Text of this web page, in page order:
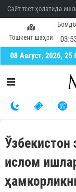
Сайт тест ҳолатида
Тошкент шаҳри
08 Август, 2026, 25
Ўзбекистон
ислом